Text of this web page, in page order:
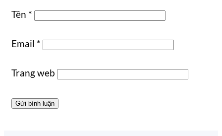
Tên *
Email *
Trang web